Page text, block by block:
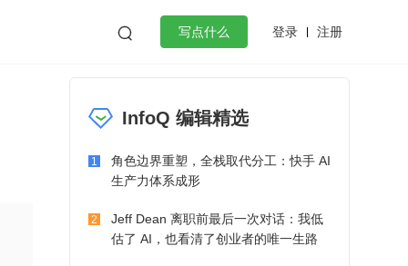
 写点什么 登录 注册
微服务架构 flutter
InfoQ 编辑精选
1
角色边界重塑，全栈取代分工：快手 AI
生产力体系成形
2
Jeff Dean 离职前最后一次对话：我低
估了 AI，也看清了创业者的唯一生路